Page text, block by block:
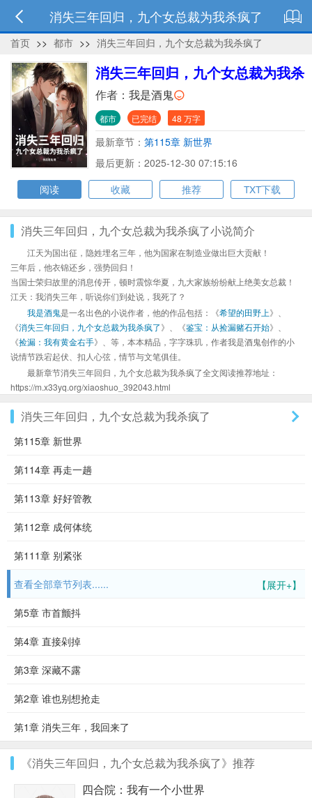
消失三年回归，九个女总裁为我杀疯了
首页 >> 都市 >> 消失三年回归，九个女总裁为我杀疯了
消失三年回归，九个女总裁为我杀
疯了
作者： 我是酒鬼
都市 已完结 48 万字
最新章节： 第115章 新世界
最后更新：2025-12-30 07:15:16
阅读
收藏 推荐 TXT下载
消失三年回归，九个女总裁为我杀疯了小说简介
江天为国出征，隐姓埋名三年，他为国家在制造业做出巨大贡献！
三年后，他衣锦还乡，强势回归！
当国士荣归故里的消息传开，顿时震惊华夏，九大家族纷纷献上绝美女总裁！
江天：我消失三年，听说你们到处说，我死了？
我是酒鬼是一名出色的小说作者，他的作品包括：《希望的田野上》、
《消失三年回归，九个女总裁为我杀疯了》、《鉴宝：从捡漏赌石开始》、
《捡漏：我有黄金右手》、等，本本精品，字字珠玑，作者我是酒鬼创作的小
说情节跌宕起伏、扣人心弦，情节与文笔俱佳。
最新章节消失三年回归，九个女总裁为我杀疯了全文阅读推荐地址：
https://m.x33yq.org/xiaoshuo_392043.html
消失三年回归，九个女总裁为我杀疯了
第115章 新世界
第114章 再走一趟
第113章 好好管教
第112章 成何体统
第111章 别紧张
【展开+】
查看全部章节列表......
第5章 市首颤抖
第4章 直接剁掉
第3章 深藏不露
第2章 谁也别想抢走
第1章 消失三年，我回来了
《消失三年回归，九个女总裁为我杀疯了》推荐
四合院：我有一个小世界